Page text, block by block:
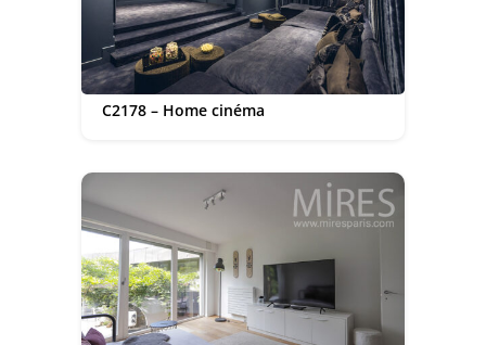
C2178 – Home cinéma